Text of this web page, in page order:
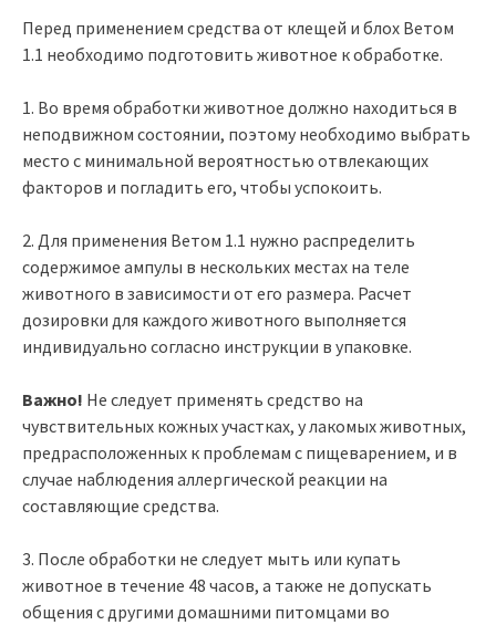
Перед применением средства от клещей и блох Ветом
1.1 необходимо подготовить животное к обработке.
1. Во время обработки животное должно находиться в
неподвижном состоянии, поэтому необходимо выбрать
место с минимальной вероятностью отвлекающих
факторов и погладить его, чтобы успокоить.
2. Для применения Ветом 1.1 нужно распределить
содержимое ампулы в нескольких местах на теле
животного в зависимости от его размера. Расчет
дозировки для каждого животного выполняется
индивидуально согласно инструкции в упаковке.
Важно! Не следует применять средство на
чувствительных кожных участках, у лакомых животных,
предрасположенных к проблемам с пищеварением, и в
случае наблюдения аллергической реакции на
составляющие средства.
3. После обработки не следует мыть или купать
животное в течение 48 часов, а также не допускать
общения с другими домашними питомцами во